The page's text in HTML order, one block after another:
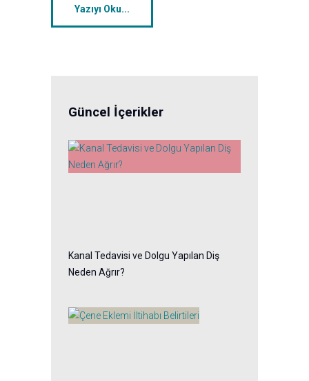
Yazıyı Oku...
Güncel İçerikler
Kanal Tedavisi ve Dolgu Yapılan Diş
Neden Ağrır?